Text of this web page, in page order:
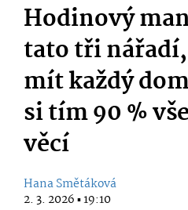
Hodinový
tato tři
mít každý
si tím 90 %
věcí
Hana Smětáková
2. 3. 2026 ▪ 19:10